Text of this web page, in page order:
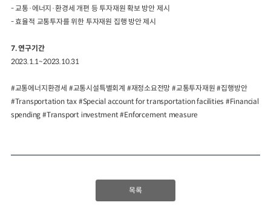
- 교통·에너지·환경세 개편 등 투자재원 확보 방안 제시
- 효율적 교통투자를 위한 투자재원 집행 방안 제시
7. 연구기간
2023.1.1~2023.10.31
#교통에너지환경세 #교통시설특별회계 #재정소요전망 #교통투자재원 #집행방안
#Transportation tax #Special account for transportation facilities #Financial
spending #Transport investment #Enforcement measure
목록